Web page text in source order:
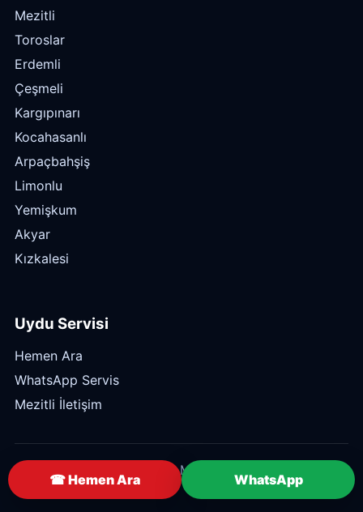
Mezitli
Toroslar
Erdemli
Çeşmeli
Kargıpınarı
Kocahasanlı
Arpaçbahşiş
Limonlu
Yemişkum
Akyar
Kızkalesi
Uydu Servisi
Hemen Ara
WhatsApp Servis
Mezitli İletişim
© 2026 Mezitli Uyducu — Mert Elektronik. Tüm
hakları saklıdır.
☎ Hemen Ara WhatsApp